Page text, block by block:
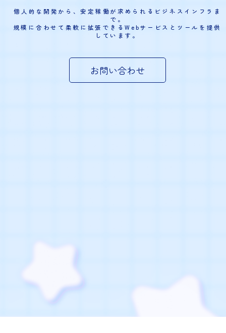
個人的な開発から、安定稼働が求められるビジネスインフラま
で。
規模に合わせて柔軟に拡張できるWebサービスとツールを提供
しています。
お問い合わせ